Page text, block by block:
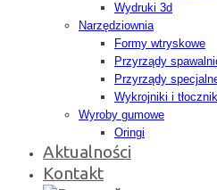
Wydruki 3d
Narzędziownia
Formy wtryskowe
Przyrządy
Przyrządy
Wykrojniki i
Wyroby gumowe
Oringi
Aktualności
Kontakt